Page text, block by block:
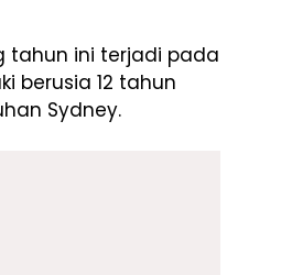
tahun ini terjadi pada
berusia 12 tahun
Sydney.